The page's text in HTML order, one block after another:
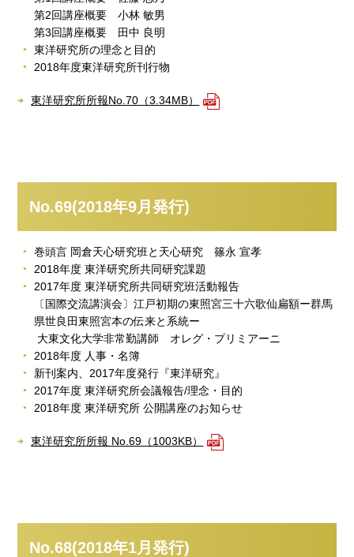
第2回講座概要 小林 敏男
第3回講座概要 田中 良明
東洋研究所の理念と目的
2018年度東洋研究所刊行物
東洋研究所所報No.70（3.34MB）
No.69(2018年9月発行)
巻頭言 岡倉天心研究班と天心研究 篠永 宣孝
2018年度 東洋研究所共同研究課題
2017年度 東洋研究所共同研究班活動報告
〔国際交流講演会〕江戸初期の東照宮三十六歌仙扁額ー群馬
県世良田東照宮本の伝来と系統ー
大東文化大学非常勤講師 オレグ・プリミアーニ
2018年度 人事・名簿
新刊案内、2017年度発行『東洋研究』
2017年度 東洋研究所会議報告/理念・目的
2018年度 東洋研究所 公開講座のお知らせ
東洋研究所所報 No.69（1003KB）
No.68(2018年1月発行)